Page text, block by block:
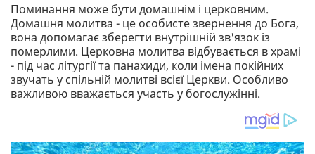
Поминання може бути домашнім і церковним.
Домашня молитва - це особисте звернення до Бога,
вона допомагає зберегти внутрішній зв'язок із
померлими. Церковна молитва відбувається в храмі
- під час літургії та панахиди, коли імена покійних
звучать у спільній молитві всієї Церкви. Особливо
важливою вважається участь у богослужінні.